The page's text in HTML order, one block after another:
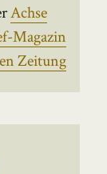
Achse
Magazin
Zeitung